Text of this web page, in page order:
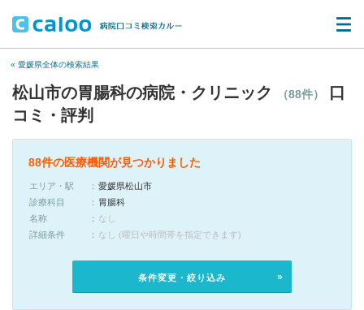
« 愛媛県全体の検索結果
松山市の胃腸科の病院・クリニック （88件）
口
コミ・評判
88件の医療機関が見つかりました
エリア・駅
愛媛県松山市
診療科目
胃腸科
名称
なし
詳細条件
なし (曜日や時間帯を指定できます)
条件変更・絞り込み